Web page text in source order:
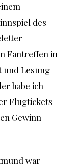
des
Fantreffen in
Lesung
habe ich
Flugtickets
Gewinn
war